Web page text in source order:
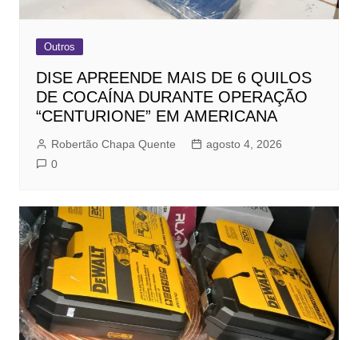
Outros
DISE APREENDE MAIS DE 6 QUILOS
DE COCAÍNA DURANTE OPERAÇÃO
“CENTURIONE” EM AMERICANA
Robertão Chapa Quente
agosto 4, 2026
0